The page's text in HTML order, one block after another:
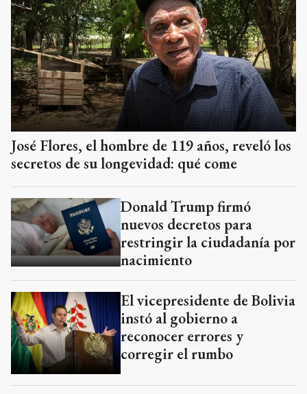
José Flores, el hombre de 119 años, reveló los
secretos de su longevidad: qué come
Donald Trump firmó
nuevos decretos para
restringir la ciudadanía por
nacimiento
El vicepresidente de Bolivia
instó al gobierno a
reconocer errores y
corregir el rumbo